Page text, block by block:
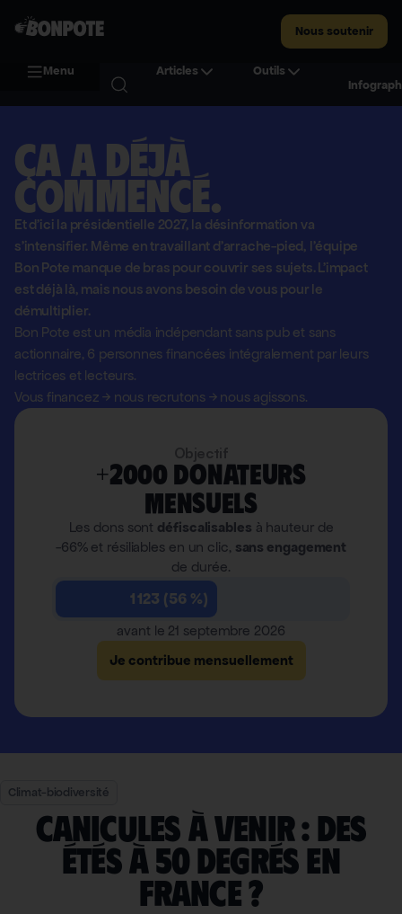
Nous soutenir
Menu Articles
Outils
Ça a déjà
commencé.
Et d'ici la présidentielle 2027, la désinformation va
s'intensifier. Même en travaillant d'arrache-pied, l'équipe
Bon Pote manque de bras pour couvrir ses sujets. L'impact
est déjà là, mais nous avons besoin de vous pour le
démultiplier.
Bon Pote est un média indépendant sans pub et sans
actionnaire, 6 personnes financées intégralement par leurs
lectrices et lecteurs.
Vous financez→ nous recrutons →nous agissons.
+2000 donateurs
mensuels
Les dons sont défiscalisables à hauteur de
-66% et résiliables en un clic, sans engagement
de durée.
1 123 (56 %)
avant le 21 septembre 2026
Je contribue mensuellement
Climat-biodiversité
Canicules à venir : des
étés à 50 degrés en
France ?